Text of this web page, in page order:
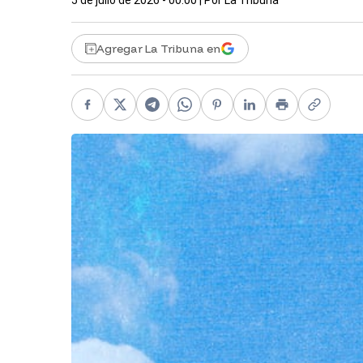
Agregar La Tribuna en
Facebook
X TelegramWhatsApp
PinterestLinkedIn
PrintCopy